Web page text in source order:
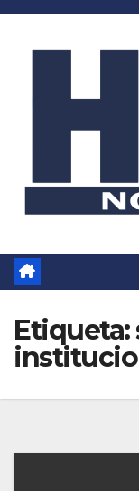
Saltar
Etiqueta: